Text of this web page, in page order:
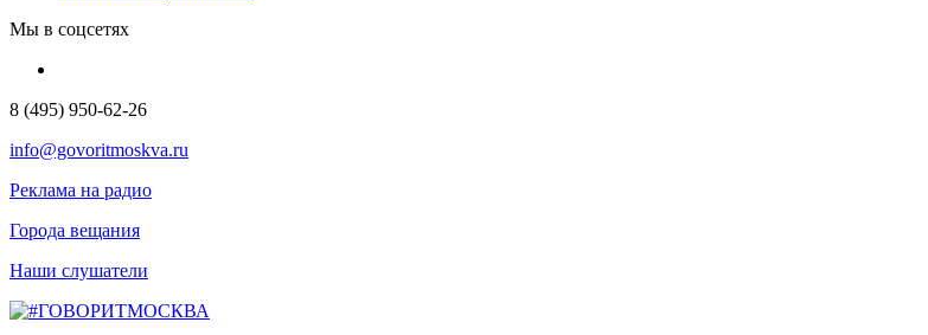
Мы в соцсетях
8 (495) 950-62-26
info@govoritmoskva.ru
Реклама на радио
Города вещания
Наши слушатели